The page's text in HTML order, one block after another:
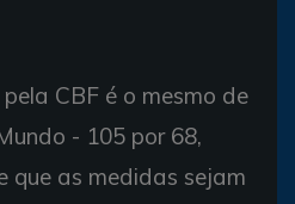
CBF é o mesmo de
- 105 por 68,
que as medidas sejam